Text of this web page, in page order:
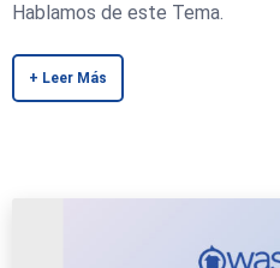
Hablamos de este Tema.
+ Leer Más